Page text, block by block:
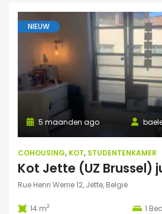
NIEUW
5 maanden ago
COHOUSING, KOT, STUDENTENKAMER
Rue Henri Werrie 12, Jette, België
14 m2 1